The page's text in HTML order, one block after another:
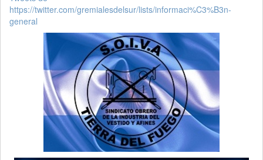
https://twitter.com/gremialesdelsur/lists/informaci%C3%B3n-
general